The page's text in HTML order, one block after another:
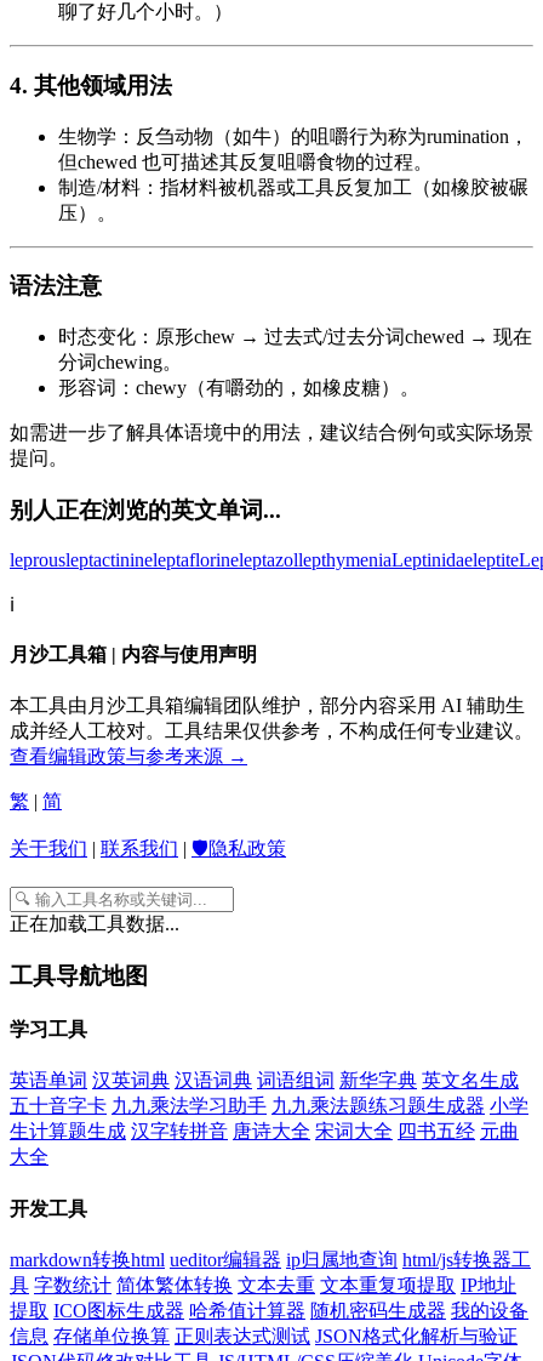
聊了好几个小时。）
4. 其他领域用法
生物学：反刍动物（如牛）的咀嚼行为称为rumination，
但chewed 也可描述其反复咀嚼食物的过程。
制造/材料：指材料被机器或工具反复加工（如橡胶被碾
压）。
语法注意
时态变化：原形chew → 过去式/过去分词chewed → 现在
分词chewing。
形容词：chewy（有嚼劲的，如橡皮糖）。
如需进一步了解具体语境中的用法，建议结合例句或实际场景
提问。
别人正在浏览的英文单词...
leprousleptactinineleptaflorineleptazollepthymeniaLeptinidaeleptite
ℹ️
月沙工具箱 | 内容与使用声明
本工具由月沙工具箱编辑团队维护，部分内容采用 AI 辅助生
成并经人工校对。工具结果仅供参考，不构成任何专业建议。
查看编辑政策与参考来源 →
繁 | 简
关于我们 | 联系我们 | 🛡️隐私政策
正在加载工具数据...
工具导航地图
学习工具
英语单词 汉英词典 汉语词典 词语组词 新华字典 英文名生成
五十音字卡 九九乘法学习助手 九九乘法题练习题生成器 小学
生计算题生成 汉字转拼音 唐诗大全 宋词大全 四书五经 元曲
大全
开发工具
markdown转换html ueditor编辑器 ip归属地查询 html/js转换器工
具 字数统计 简体繁体转换 文本去重 文本重复项提取 IP地址
提取 ICO图标生成器 哈希值计算器 随机密码生成器 我的设备
信息 存储单位换算 正则表达式测试 JSON格式化解析与验证